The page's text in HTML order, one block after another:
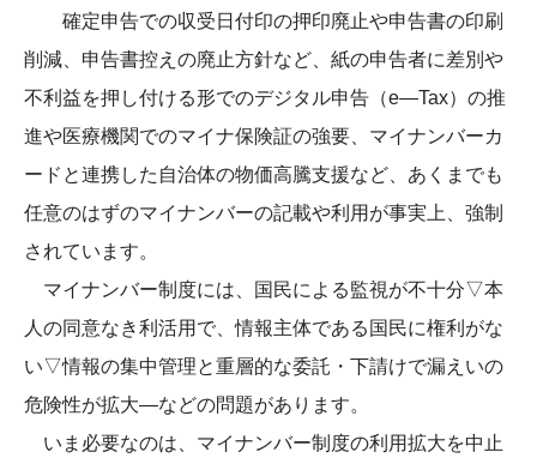
確定申告での収受日付印の押印廃止や申告書の印刷
削減、申告書控えの廃止方針など、紙の申告者に差別や
不利益を押し付ける形でのデジタル申告（e―Tax）の推
進や医療機関でのマイナ保険証の強要、マイナンバーカ
ードと連携した自治体の物価高騰支援など、あくまでも
任意のはずのマイナンバーの記載や利用が事実上、強制
されています。
マイナンバー制度には、国民による監視が不十分▽本
人の同意なき利活用で、情報主体である国民に権利がな
い▽情報の集中管理と重層的な委託・下請けで漏えいの
危険性が拡大―などの問題があります。
いま必要なのは、マイナンバー制度の利用拡大を中止